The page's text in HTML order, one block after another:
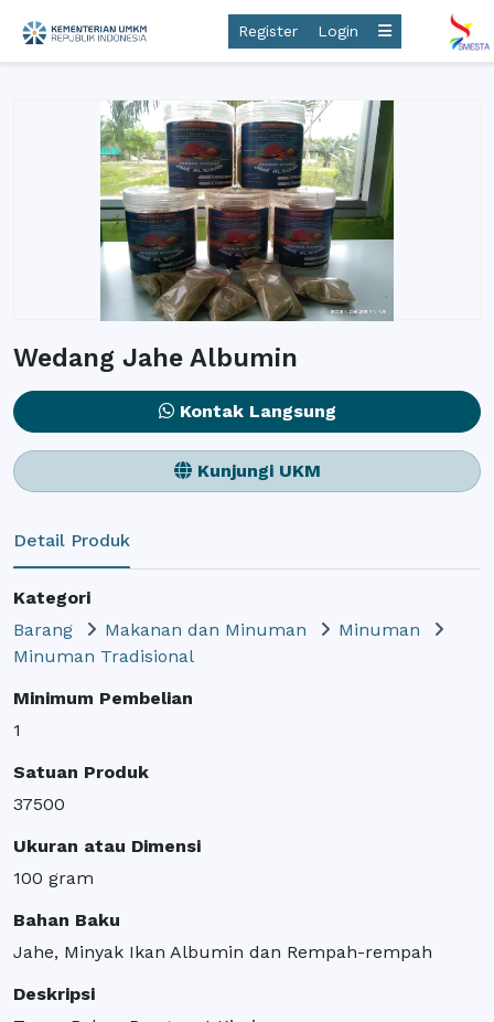
Register Login
Wedang Jahe Albumin
Kontak Langsung
Kunjungi UKM
Detail Produk
Kategori
Barang
Makanan dan Minuman
Minuman
Minuman Tradisional
Minimum Pembelian
1
Satuan Produk
37500
Ukuran atau Dimensi
100 gram
Bahan Baku
Jahe, Minyak Ikan Albumin dan Rempah-rempah
Deskripsi